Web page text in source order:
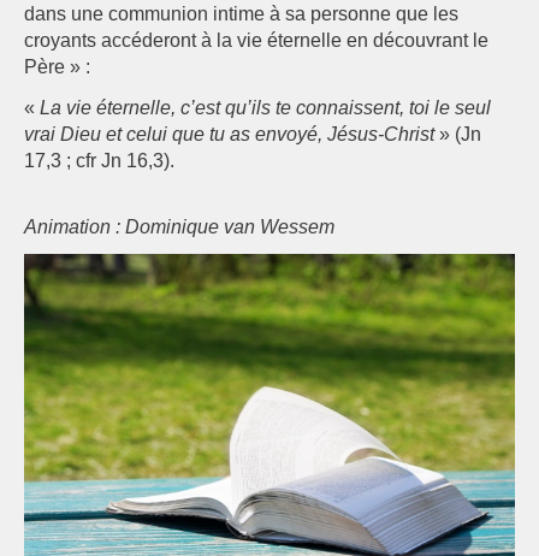
dans une communion intime à sa personne que les
croyants accéderont à la vie éternelle en découvrant le
Père » :
« La vie éternelle, c’est qu’ils te connaissent, toi le seul
vrai Dieu et celui que tu as envoyé, Jésus-Christ» (Jn
17,3 ; cfr Jn 16,3).
Animation : Dominique van Wessem